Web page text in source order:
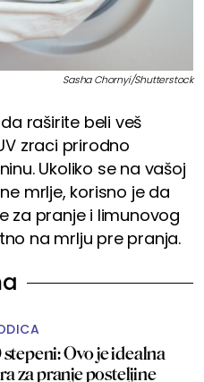
Sasha Chornyi/Shutterstock
raširite beli veš
zraci prirodno
Ukoliko se na vašoj
mrlje, korisno je da
za pranje i limunovog
na mrlju pre pranja.
Ovo je idealna
za pranje posteljine